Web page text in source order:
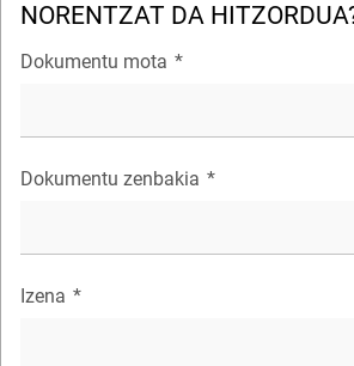
NORENTZAT DA
Dokumentu mota *
Dokumentu zenbakia *
Izena *